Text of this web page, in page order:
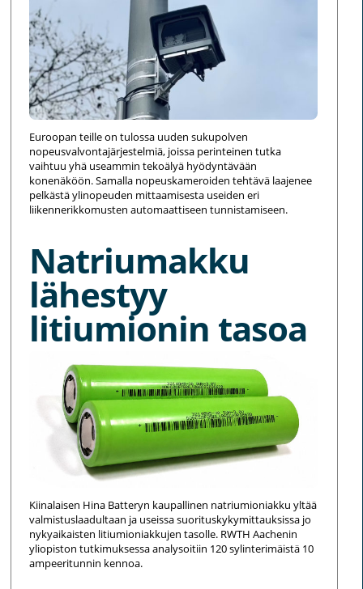
Euroopan teille on tulossa uuden sukupolven
nopeusvalvontajärjestelmiä, joissa perinteinen tutka
vaihtuu yhä useammin tekoälyä hyödyntävään
konenäköön. Samalla nopeuskameroiden tehtävä laajenee
pelkästä ylinopeuden mittaamisesta useiden eri
liikennerikkomusten automaattiseen tunnistamiseen.
Natriumakku
lähestyy
litiumionin tasoa
Kiinalaisen Hina Batteryn kaupallinen natriumioniakku yltää
valmistuslaadultaan ja useissa suorituskykymittauksissa jo
nykyaikaisten litiumioniakkujen tasolle. RWTH Aachenin
yliopiston tutkimuksessa analysoitiin 120 sylinterimäistä 10
ampeeritunnin kennoa.